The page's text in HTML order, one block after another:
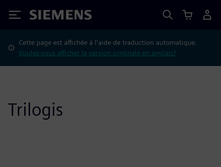
Siemens
Cette page est affichée à l'aide de traduction automatique.
Voulez-vous afficher la version originale en anglais?
Trilogis